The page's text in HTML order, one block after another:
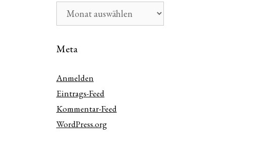
Meta
Anmelden
Eintrags-Feed
Kommentar-Feed
WordPress.org